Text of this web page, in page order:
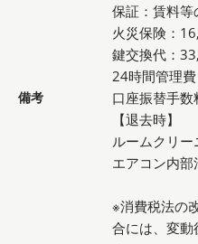
備考
保証：賃料
火災保険：
鍵交換代：
24時間管理
口座振替手
【退去時】
ルームクリ
エアコン内
※消費税法の
合には、変動